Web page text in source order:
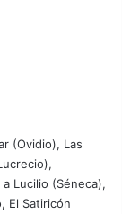
(Ovidio), Las
Lucilio (Séneca),
El Satiricón